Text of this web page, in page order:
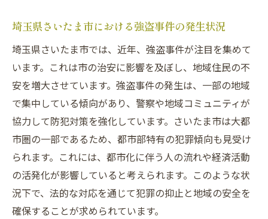
法的アプローチが依頼者に与えるメリット
弁護士と依頼者の協力体制の構築
不起訴に向けた法的アプローチのケースス
タディ
法律事務所の選び方と専門家の重要性
証拠収集が左右する刑事事件の行方―不起訴を
目指すためのポイント
証拠収集の基本とその手法
証拠の評価と不起訴への影響
証拠の信頼性を高めるための工夫
埼玉県さいたま市における強盗事件の発生状況
埼玉県さいたま市では、近年、強盗事件が注目を集めて
います。これは市の治安に影響を及ぼし、地域住民の不
安を増大させています。強盗事件の発生は、一部の地域
で集中している傾向があり、警察や地域コミュニティが
協力して防犯対策を強化しています。さいたま市は大都
市圏の一部であるため、都市部特有の犯罪傾向も見受け
られます。これには、都市化に伴う人の流れや経済活動
の活発化が影響していると考えられます。このような状
況下で、法的な対応を通じて犯罪の抑止と地域の安全を
確保することが求められています。